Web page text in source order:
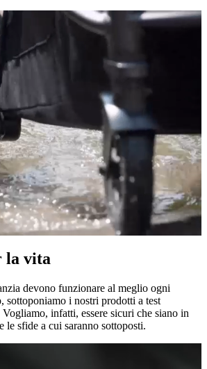
la vita
devono funzionare al meglio ogni
sottoponiamo i nostri prodotti a test
infatti, essere sicuri che siano in
le sfide a cui saranno sottoposti.